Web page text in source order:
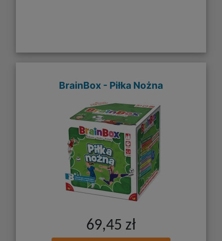
BrainBox - Piłka Nożna
69,45 zł